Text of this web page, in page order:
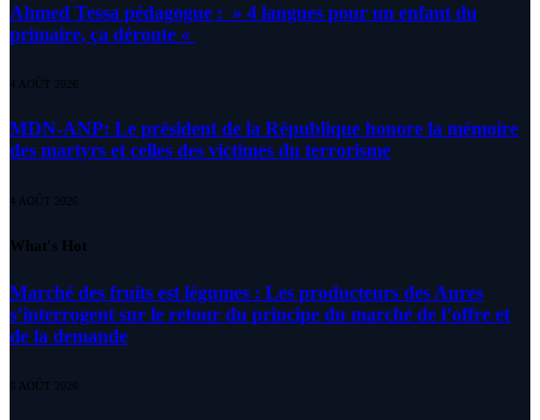
Ahmed Tessa pédagogue : » 4 langues pour un enfant du
primaire, ça déroute «
4 AOÛT 2026
MDN-ANP: Le président de la République honore la mémoire
des martyrs et celles des victimes du terrorisme
4 AOÛT 2026
What's Hot
Marché des fruits est légumes : Les producteurs des Aures
s’interrogent sur le retour du principe du marché de l’offre et
de la demande
6 AOÛT 2026